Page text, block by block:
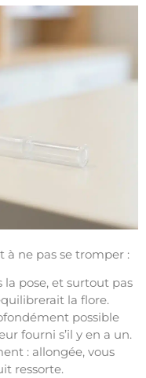
à ne pas se tromper :
la pose, et surtout pas
la flore.
possible
fourni s’il y en a un.
: allongée, vous
ressorte.